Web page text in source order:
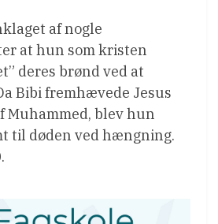
af nogle
at hun som kristen
deres brønd ved at
Bibi fremhævede Jesus
Muhammed, blev hun
til døden ved hængning.